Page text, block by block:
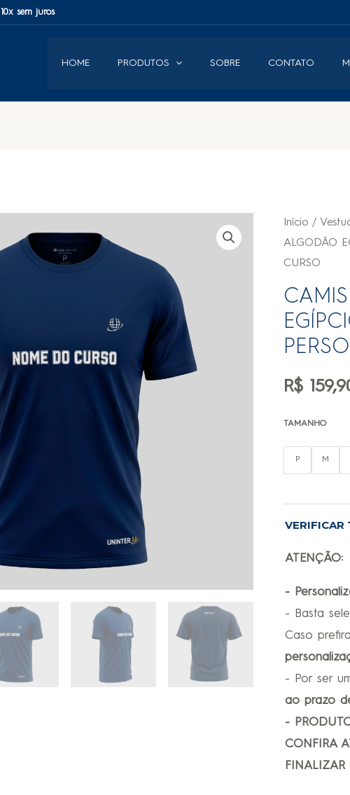
10x sem juros
HOME PRODUTOS SOBRE CONTATO
Início /
ALGODÃO
CURSO
R$
TAMANHO
P M
VERIFICAR
ATENÇÃO:
-
- Basta
Caso
- Por ser
ao prazo
-
CONFIRA
FINALIZAR